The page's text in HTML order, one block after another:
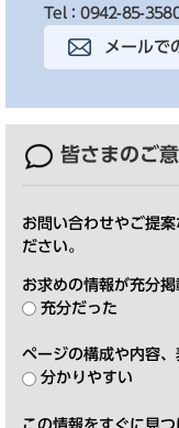
Tel：0942-85-
メールで
皆さまのご
お問い合わせやご提
ださい。
お求めの情報が充分
充分だった
ページの構成や内容
分かりやすい
この情報をすぐに見